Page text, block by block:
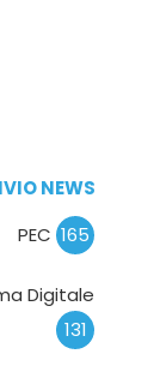
NEWS
PEC 165
Digitale
131